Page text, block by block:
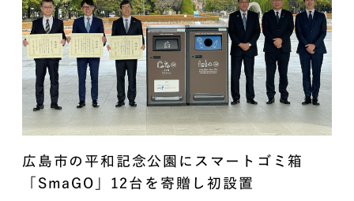
広島市の平和記念公園にスマートゴミ箱
「SmaGO」12台を寄贈し初設置